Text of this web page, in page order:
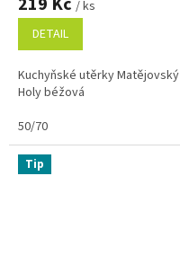
/ ks
DETAIL
Kuchyňské utěrky Matějovský
Holy béžová
50/70
Tip